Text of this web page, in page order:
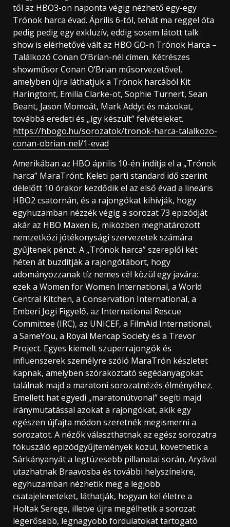
től az HBO3-on naponta végig nézhető egy-egy
Trónok harca évad. Április 6-tól, tehát ma reggel óta
pedig pedig egy exkluzív, eddig sosem látott talk
show is elérhetővé vált az HBO GO-n Trónok Harca –
Találkozó Conan O’Brian-nél címen. Kétrészes
showműsor Conan O’Brian műsorvezetővel,
amelyben újra láthatjuk a Trónok harcából Kit
Haringtont, Emilia Clarke-ot, Sophie Turnert, Sean
Beant, Jason Momoát, Mark Addyt és másokat,
továbbá eredeti és „így készült” felvételeket.
https://hbogo.hu/sorozatok/tronok-harca-talalkozo-
conan-obrian-nel/1-evad
Amerikában az HBO április 10-én indítja el a „Trónok
harca” MaraTrónt. Keleti parti standard idő szerint
délelőtt 10 órakor kezdődik el az első évad a lineáris
HBO2 csatornán, és a rajongókat kihívják, hogy
egyhuzamban nézzék végig a sorozat 73 epizódját
akár az HBO Maxen is, miközben meghatározott
nemzetközi jótékonysági szervezetek számára
gyűjtenek pénzt. A „Trónok harca” szereplői két
héten át buzdítják a rajongótábort, hogy
adományozzanak tíz nemes cél közül egy javára:
ezek a Women for Women International, a World
Central Kitchen, a Conservation International, a
Emberi Jogi Figyelő, az International Rescue
Committee (IRC), az UNICEF, a FilmAid International,
a SameYou, a Royal Mencap Society és a Trevor
Project. Egyes kiemelt szuperrajongók és
influenszerek személyre szóló MaraTrón készletet
kapnak, amelyben szórakoztató segédanyagokat
találnak majd a maratoni sorozatnézés élményéhez.
Emellett hat egyedi „maratonútvonal” segíti majd
iránymutatással azokat a rajongókat, akik egy
egészen újfajta módon szeretnék megismerni a
sorozatot. A nézők választhatnak az egész sorozatra
fókuszáló epizódgyűjtemények közül, követhetik a
Sárkányanyát a legtüzesebb pillanatai során, Aryával
utazhatnak Braavosba és további helyszínekre,
egyhuzamban nézhetik meg a legjobb
csatajeleneteket, láthatják, hogyan kel életre a
Holtak Serege, illetve újra megélhetik a sorozat
legerősebb, legnagyobb fordulatokat tartogató